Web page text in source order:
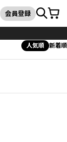
検索
会員登録カート
人気順 新着順